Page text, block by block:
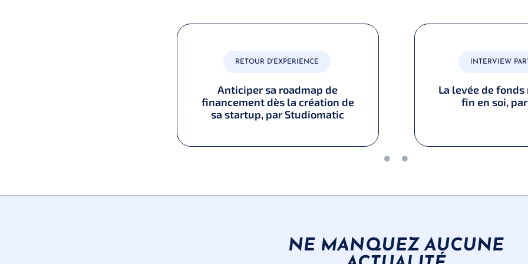
RETOUR D'EXPERIENCE
Anticiper sa roadmap de
financement dès la création de
sa startup, par Studiomatic
INTERVIEW
La levée de fonds
fin en soi,
NE MANQUEZ AUCUNE